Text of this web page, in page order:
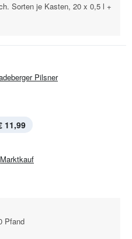
Sorten je Kasten, 20 x 0,5 l +
Pilsner
11,99
Marktkauf
Pfand